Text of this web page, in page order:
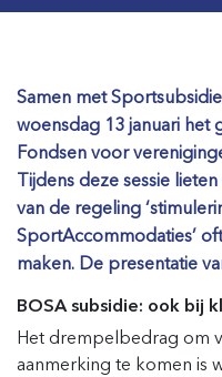
Samen met
woensdag 13 januari het
Fondsen voor
Tijdens deze sessie
van de regeling
SportAccommodaties’
maken. De presentatie
BOSA subsidie: ook bij
Het drempelbedrag om
aanmerking te komen is